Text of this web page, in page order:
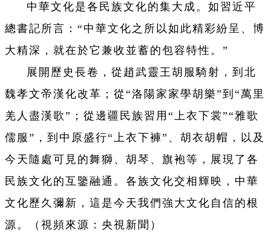
中華文化是各民族文化的集大成。如習近平
總書記所言：“中華文化之所以如此精彩紛呈、博
大精深，就在於它兼收並蓄的包容特性。”
展開歷史長卷，從趙武靈王胡服騎射，到北
魏孝文帝漢化改革；從“洛陽家家學胡樂”到“萬里
羌人盡漢歌”；從邊疆民族習用“上衣下裳”“雅歌
儒服”，到中原盛行“上衣下褲”、胡衣胡帽，以及
今天隨處可見的舞獅、胡琴、旗袍等，展現了各
民族文化的互鑒融通。各族文化交相輝映，中華
文化歷久彌新，這是今天我們強大文化自信的根
源。（視頻來源：央視新聞）